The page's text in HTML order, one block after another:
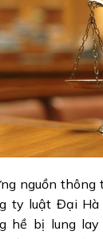
nguồn thông
ty luật Đại Hà
hề bị lung lay